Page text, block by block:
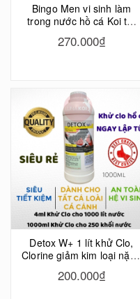
Bingo Men vi sinh làm
trong nước hồ cá Koi tốt
hôi tanh, khử chất độc
270.000₫
Detox W+ 1 lít khử Clo,
Clorine giảm kim loại nặng
chống sốc nước máy, sốc
200.000₫